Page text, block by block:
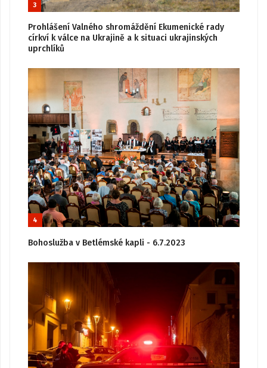
3
Prohlášení Valného shromáždění Ekumenické rady
církví k válce na Ukrajině a k situaci ukrajinských
uprchlíků
4
Bohoslužba v Betlémské kapli - 6.7.2023